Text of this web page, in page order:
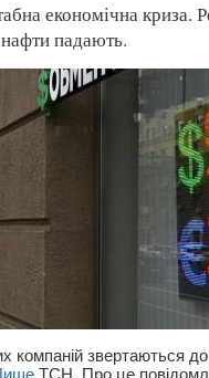
економічна криза.
падають.
компаній звертаються
ТСН. Про це